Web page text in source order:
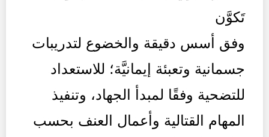
تَكوَّن
وفق أسس دقيقة والخضوع لتدريبات
جسمانية وتعبئة إيمانيَّة؛ للاستعداد
للتضحية وفقًا لمبدأ الجهاد، وتنفيذ
المهام القتالية وأعمال العنف بحسب